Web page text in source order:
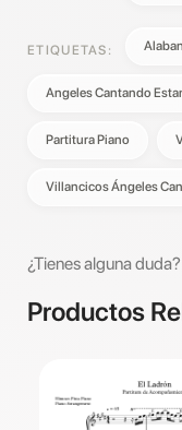
ETIQUETAS:
Angeles Cantando
Partitura Piano
Villancicos Ángeles
¿Tienes alguna duda?
Productos